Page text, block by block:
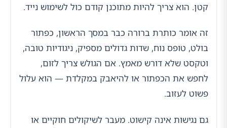
קטן. הוא צריך להיות מתוכנן קודם כול לשימוש נייד.
זה אומר כותרת ברורה כבר במסך הראשון, כפתור
בולט, טופס נוח, שדות גדולים מספיק, ניגודיות טובה,
וטקסט שלא דורש מאמץ. אם הגולש צריך לזום,
לחפש את הכפתור או להיאבק במקלדת — הוא עלול
פשוט לעזוב.
גם נגישות אינה קישוט. מעבר לשיקולים חוקיים או